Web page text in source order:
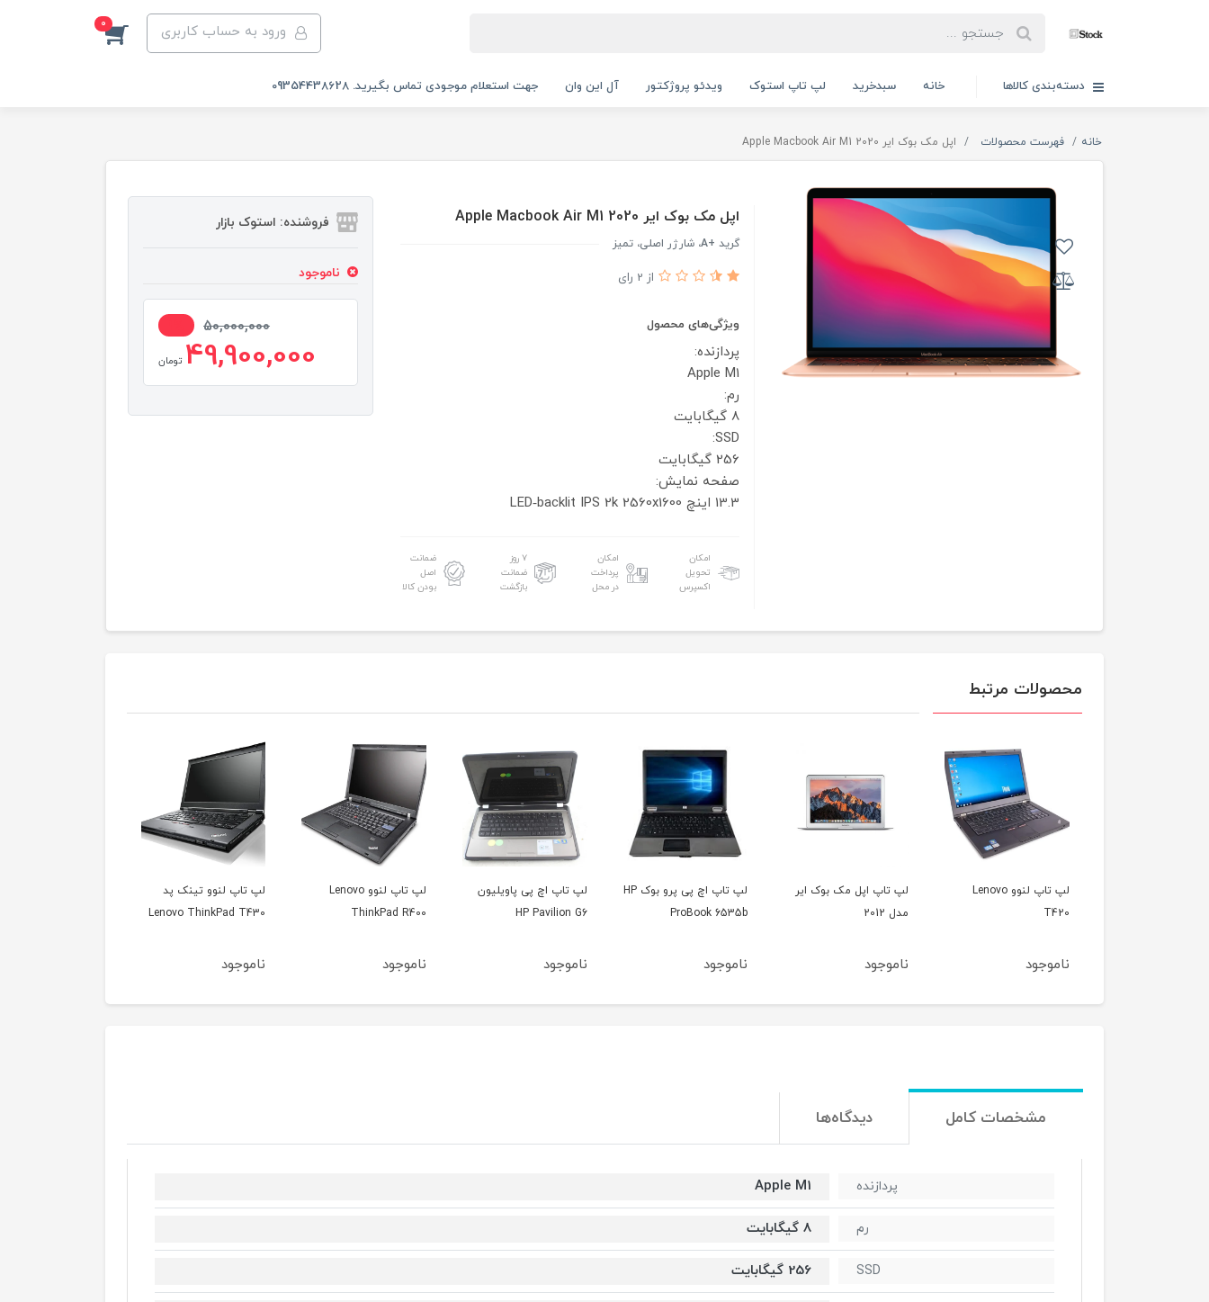
ورود به حساب کاربری 0
دسته‌بندی کالاها خانه سبدخرید لپ تاپ استوک ویدئو پروژکتور آل این وان جهت استعلام موجودی تماس بگیرید. 09354438628
خانه فهرست محصولات اپل مک بوک ایر 2020 Apple Macbook Air M1
اپل مک بوک ایر 2020 Apple Macbook Air M1
گرید +A، شارژر اصلی، تمیز
از 2 رای
ویژگی‌های محصول
پردازنده:
Apple M1
رم:
8 گیگابایت
SSD:
256 گیگابایت
صفحه نمایش:
13.3 اینچ
LED‑backlit IPS 2k 2560x1600
امکان
تحویل
اکسپرس
امکان
پرداخت
در محل
۷ روز
ضمانت
بازگشت
ضمانت
اصل
بودن کالا
فروشنده: استوک بازار
ناموجود
50,000,000
49,900,000 تومان
محصولات مرتبط
لپ تاپ اپل مک بوک ایر
مدل 2012
ناموجود
ProBook 6535b
ناموجود
لپ تاپ اچ پی پاویلیون
HP Pavilion G6
ناموجود
لپ تاپ لنوو Lenovo
ThinkPad R400
ناموجود
لپ تاپ لنوو تینک پد
Lenovo ThinkPad T430
ناموجود
لپ تاپ لنوو تینکپد
Lenovo ThinkPad X131e
ناموجود
مشخصات کامل دیدگاه‌ها
پردازنده Apple M1
رم 8 گیگابایت
SSD 256 گیگابایت